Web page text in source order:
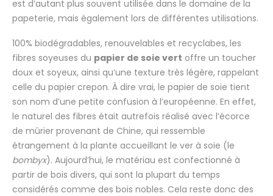
est d’autant plus souvent utilisée dans le domaine de la
papeterie, mais également lors de différentes utilisations.
100% biodégradables, renouvelables et recyclabes, les
fibres soyeuses du papier de soie vert offre un toucher
doux et soyeux, ainsi qu’une texture très légère, rappelant
celle du papier crepon. À dire vrai, le papier de soie tient
son nom d’une petite confusion à l’européenne. En effet,
le naturel des fibres était autrefois réalisé avec l’écorce
de mûrier provenant de Chine, qui ressemble
étrangement à la plante accueillant le ver à soie (le
bombyx). Aujourd’hui, le matériau est confectionné à
partir de bois divers, qui sont la plupart du temps
considérés comme des bois nobles. Cela reste donc des